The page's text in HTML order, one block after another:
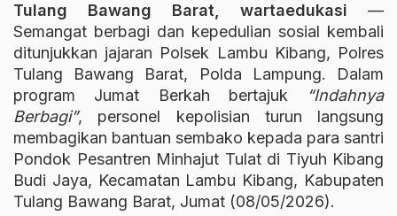
Tulang Bawang Barat, wartaedukasi —
Semangat berbagi dan kepedulian sosial kembali
ditunjukkan jajaran Polsek Lambu Kibang, Polres
Tulang Bawang Barat, Polda Lampung. Dalam
program Jumat Berkah bertajuk
“Indahnya
Berbagi”, personel kepolisian turun langsung
membagikan bantuan sembako kepada para santri
Pondok Pesantren Minhajut Tulat di Tiyuh Kibang
Budi Jaya, Kecamatan Lambu Kibang, Kabupaten
Tulang Bawang Barat, Jumat (08/05/2026).